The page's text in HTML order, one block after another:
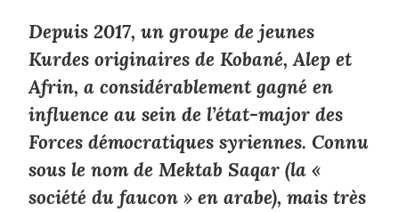
Depuis 2017, un groupe de jeunes
Kurdes originaires de Kobané, Alep et
Afrin, a considérablement gagné en
influence au sein de l’état-major des
Forces démocratiques syriennes. Connu
sous le nom de Mektab Saqar (la «
société du faucon » en arabe), mais très